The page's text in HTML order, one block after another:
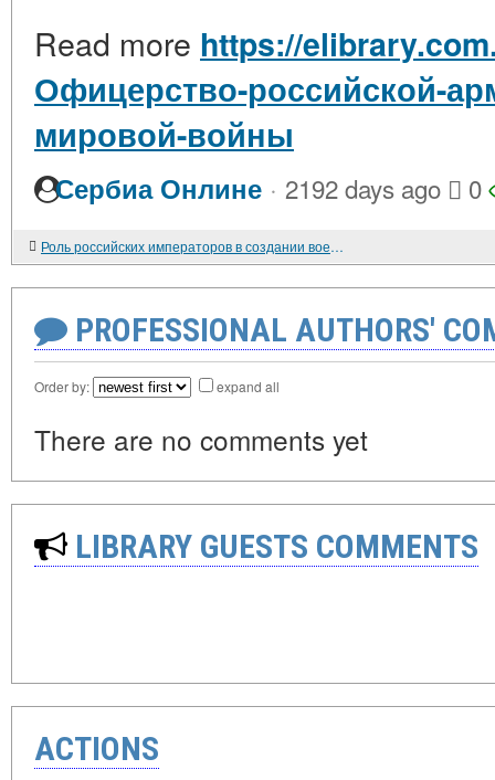
Read more https://
Офицерство-российской-
мировой-войны
Сербиа Онлине · 2192 days ago 0
Роль российских императоров в создании военных знамен
PROFESSIONAL AUTHORS'
Order by: expand all
There are no comments yet
LIBRARY GUESTS COMMENTS
ACTIONS